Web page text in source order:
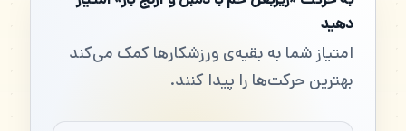
دهید
امتیاز شما به بقیه‌ی ورزشکارها کمک می‌کند
بهترین حرکت‌ها را پیدا کنند.